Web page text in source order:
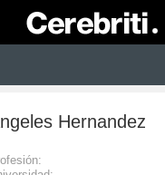
Hernandez